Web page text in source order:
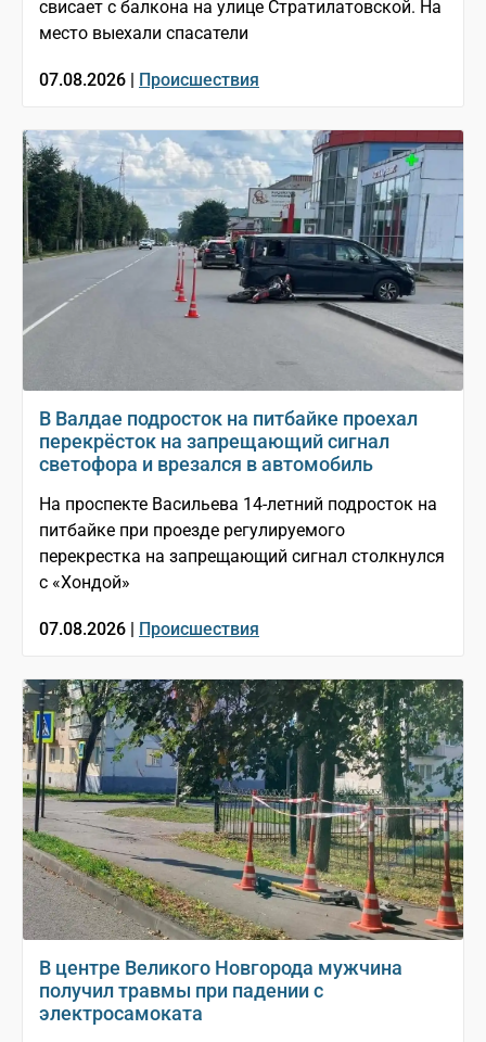
свисает с балкона на улице Стратилатовской. На
место выехали спасатели
07.08.2026 | Происшествия
В Валдае подросток на питбайке проехал
перекрёсток на запрещающий сигнал
светофора и врезался в автомобиль
На проспекте Васильева 14-летний подросток на
питбайке при проезде регулируемого
перекрестка на запрещающий сигнал столкнулся
с «Хондой»
07.08.2026 | Происшествия
В центре Великого Новгорода мужчина
получил травмы при падении с
электросамоката